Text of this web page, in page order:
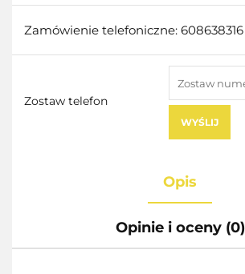
Zamówienie telefoniczne: 608638316
Zostaw telefon
WYŚLIJ
Opis
Opinie i oceny (0)